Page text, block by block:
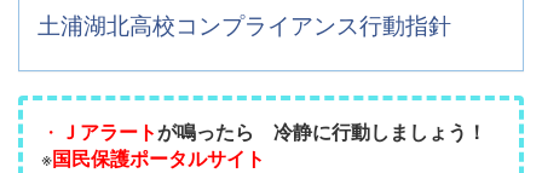
土浦湖北高校コンプライアンス行動指針
・ Ｊアラートが鳴ったら 冷静に行動しましょう！
※国民保護ポータルサイト